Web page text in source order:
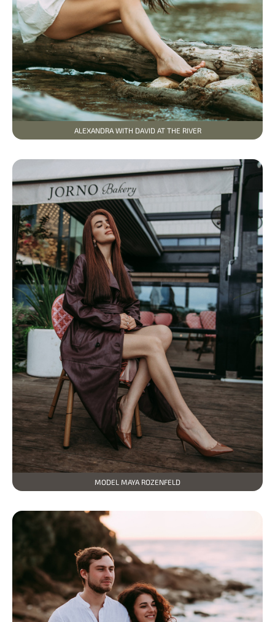
ALEXANDRA WITH DAVID AT THE RIVER
MODEL MAYA ROZENFELD